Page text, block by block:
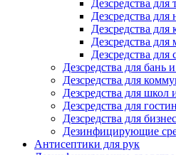
Дезсредства для
Дезсредства для
Дезсредства для
Дезсредства
Дезсредства для
Дезсредства для бань
Дезсредства для
Дезсредства для школ
Дезсредства для
Дезсредства для
Дезинфицирующие
Антисептики для рук